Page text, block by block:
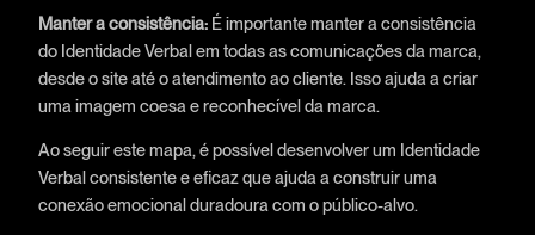
Manter a consistência: É importante manter a consistência
do Identidade Verbal em todas as comunicações da marca,
desde o site até o atendimento ao cliente. Isso ajuda a criar
uma imagem coesa e reconhecível da marca.
Ao seguir este mapa, é possível desenvolver um Identidade
Verbal consistente e eficaz que ajuda a construir uma
conexão emocional duradoura com o público-alvo.